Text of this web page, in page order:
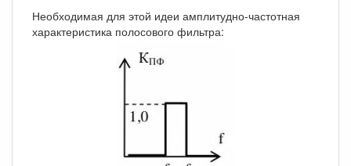
Необходимая для этой идеи амплитудно-частотная
характеристика полосового фильтра: